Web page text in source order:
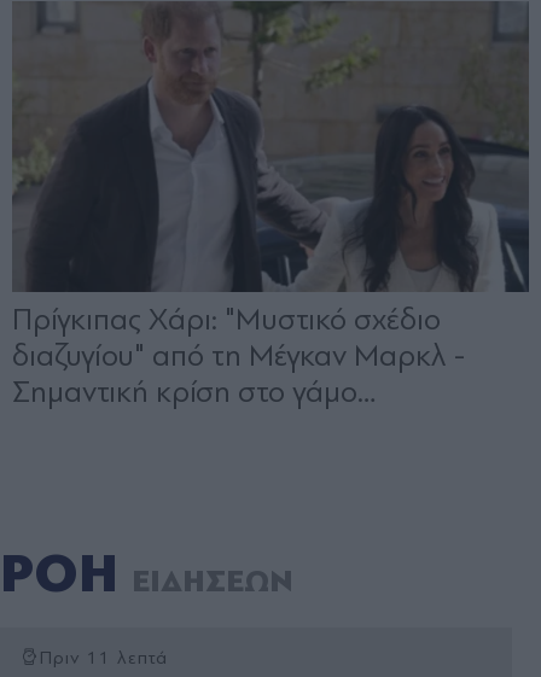
ΡΟΗ ΕΙΔΗΣΕΩΝ
Πριν 11 λεπτά